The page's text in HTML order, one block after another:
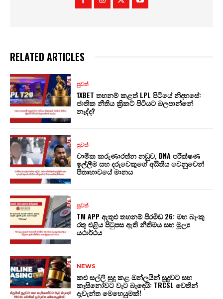
RELATED ARTICLES
පුවත්
1XBET තහනම් කළත් LPL පිටියේ නිදහසේ:
ජාතික නීතිය ක්‍රිකට් පිටියට බලපාන්නේ
නැද්ද?
පුවත්
චාමික කරුණාරත්න නඩුව, DNA පරීක්ෂණ
ඉල්ලීම සහ දරුවෙකුගේ අයිතිය වෙනුවෙන්
පීතෘභාවයේ මානය
පුවත්
TM APP ඇතුළු තහනම් පිරමිඩ 26: මහ බැංකු
රතු එළිය පිටුපස ඇති නීතිමය සහ මූල්‍ය
යථාර්ථය
NEWS
කළු සල්ලි සුදු කළ ඔන්ලයින් සූදුවට සහ
කැසිනෝවට වැට බැඳෙයි: TRCSL වෙතින්
දැවැන්ත මෙහෙයුමක්!